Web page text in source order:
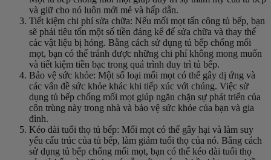
và giữ cho nó luôn mới mẻ và hấp dẫn.
Tiết kiệm chi phí sửa chữa: Nếu mối mọt tấn công tủ bếp, bạn
sẽ phải tiêu tốn một số tiền đáng kể để sửa chữa và thay thế
các vật liệu bị hỏng. Bằng cách sử dụng tủ bếp chống mối
mọt, bạn có thể tránh được những chi phí không mong muốn
và tiết kiệm tiền bạc trong quá trình duy trì tủ bếp.
Bảo vệ sức khỏe: Một số loại mối mọt có thể gây dị ứng và
các vấn đề sức khỏe khác khi tiếp xúc với chúng. Việc sử
dụng tủ bếp chống mối mọt giúp ngăn chặn sự phát triển của
côn trùng này trong nhà và bảo vệ sức khỏe của bạn và gia
đình.
Kéo dài tuổi thọ tủ bếp: Mối mọt có thể gây hại và làm suy
yếu cấu trúc của tủ bếp, làm giảm tuổi thọ của nó. Bằng cách
sử dụng tủ bếp chống mối mọt, bạn có thể kéo dài tuổi thọ